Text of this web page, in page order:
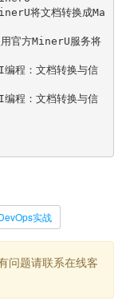
实战
问题请联系在线客